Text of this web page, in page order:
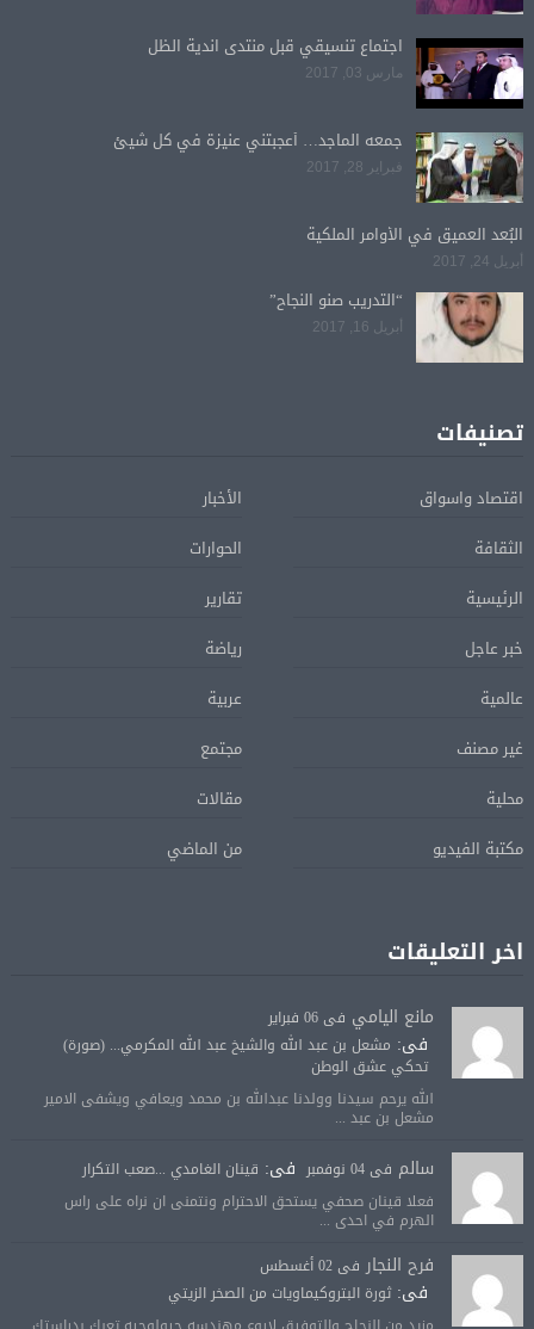
اجتماع تنسيقي قبل منتدى اندية الظل
مارس 03, 2017
جمعه الماجد… أعجبتني عنيزة في كل شيئ
فبراير 28, 2017
البُعد العميق في الأوامر الملكية
أبريل 24, 2017
“التدريب صنو النجاح”
أبريل 16, 2017
تصنيفات
اقتصاد واسواق
الأخبار
الثقافة
الحوارات
الرئيسية
تقارير
خبر عاجل
رياضة
عالمية
عربية
غير مصنف
مجتمع
محلية
مقالات
مكتبة الفيديو
من الماضي
اخر التعليقات
مانع اليامي فى 06 فبراير
فى: مشعل بن عبد الله والشيخ عبد الله المكرمي... (صورة)
تحكي عشق الوطن
الله يرحم سيدنا وولدنا عبدالله بن محمد ويعافي ويشفى الامير
مشعل بن عبد ...
سالم فى 04 نوفمبر فى: قينان الغامدي ...صعب التكرار
فعلا قينان صحفي يستحق الاحترام ونتمنى ان نراه على راس
الهرم في احدى ...
فرح النجار فى 02 أغسطس
فى:ثورة البتروكيماويات من الصخر الزيتي